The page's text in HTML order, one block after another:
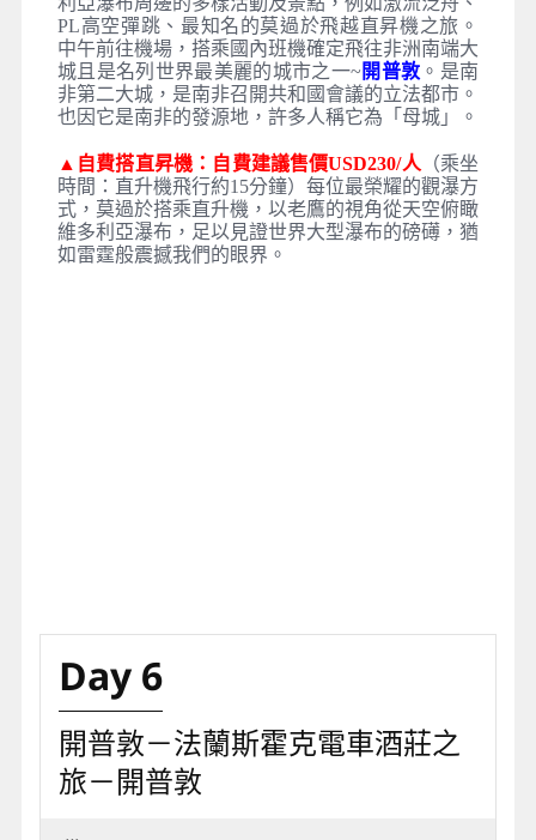
PL高空彈跳、最知名的莫過於飛越直昇機之旅。
中午前往機場，搭乘國內班機確定飛往非洲南端大
城且是名列世界最美麗的城市之一~ 開普敦 。是南
非第二大城，是南非召開共和國會議的立法都市。
也因它是南非的發源地，許多人稱它為「母城」。
▲自費搭直昇機：自費建議售價USD230/人 （乘坐
時間：直升機飛行約15分鐘）每位最榮耀的觀瀑方
式，莫過於搭乘直升機，以老鷹的視角從天空俯瞰
維多利亞瀑布，足以見證世界大型瀑布的磅礡，猶
如雷霆般震撼我們的眼界。
Day 6
開普敦－法蘭斯霍克電車酒莊之
旅－開普敦